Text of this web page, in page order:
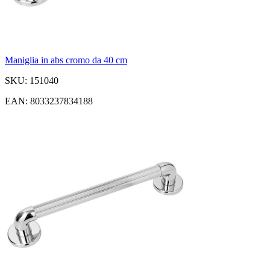
Maniglia in abs cromo da 40 cm
SKU: 151040
EAN: 8033237834188